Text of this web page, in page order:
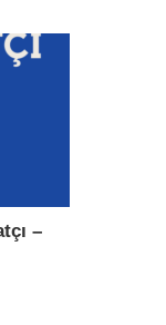
–